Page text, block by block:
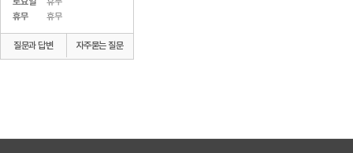
휴무
휴무
질문과 답변 자주묻는 질문